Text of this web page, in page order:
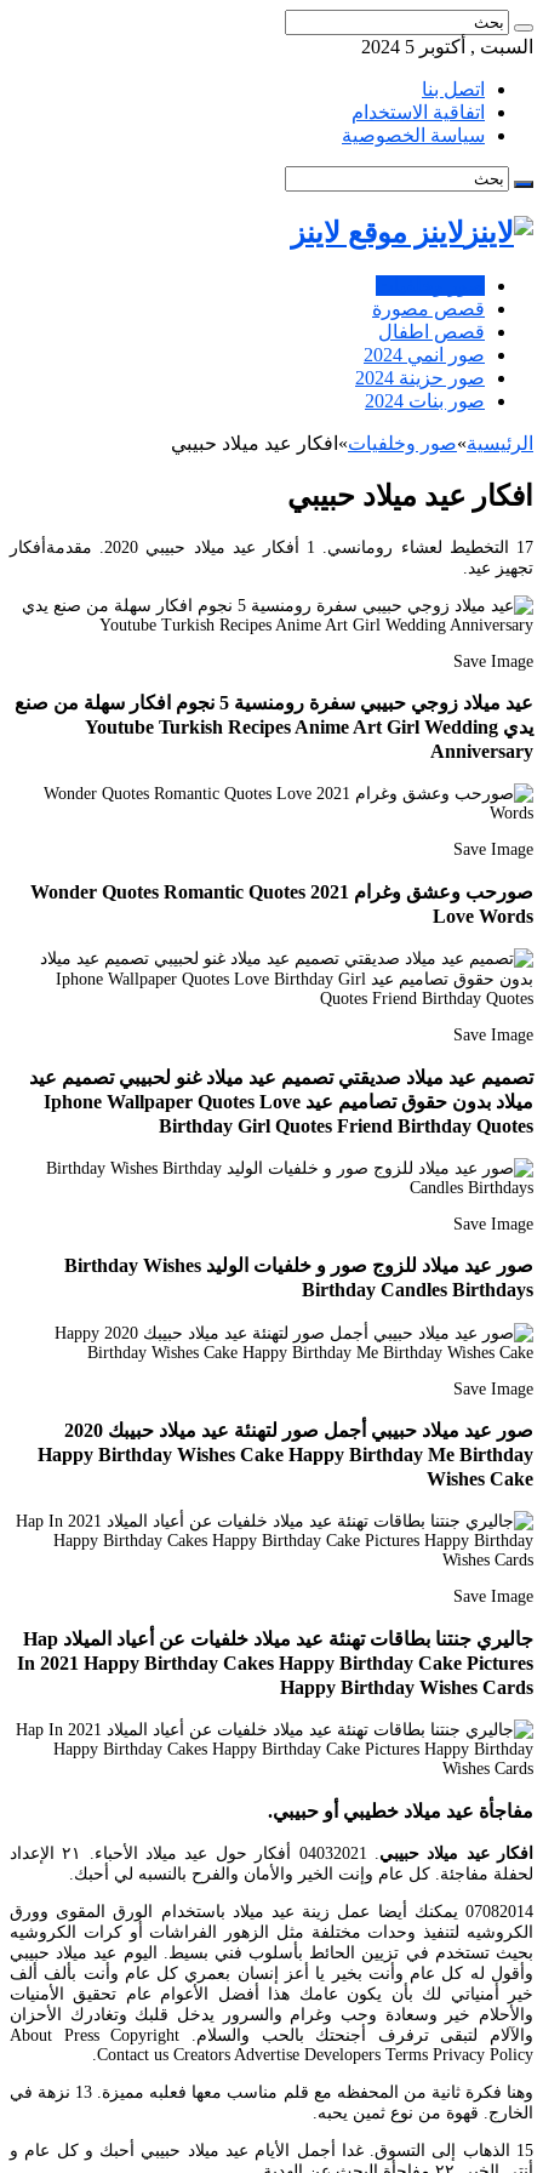
السبت , أكتوبر 5 2024
اتصل بنا
اتفاقية الاستخدام
سياسة الخصوصية
لاينز موقع لاينز
قصص مصورة
قصص اطفال
صور انمي 2024
صور حزينة 2024
صور بنات 2024
الرئيسية»صور وخلفيات» افكار عيد ميلاد حبيبي
افكار عيد ميلاد حبيبي
17 التخطيط لعشاء رومانسي. 1 أفكار عيد ميلاد حبيبي 2020. مقدمةأفكار
تجهيز عيد.
Save Image
عيد ميلاد زوجي حبيبي سفرة رومنسية 5 نجوم افكار سهلة من صنع
يدي Youtube Turkish Recipes Anime Art Girl Wedding
Anniversary
Save Image
صورحب وعشق وغرام 2021 Wonder Quotes Romantic Quotes
Love Words
Save Image
تصميم عيد ميلاد صديقتي تصميم عيد ميلاد غنو لحبيبي تصميم عيد
ميلاد بدون حقوق تصاميم عيد Iphone Wallpaper Quotes Love
Birthday Girl Quotes Friend Birthday Quotes
Save Image
صور عيد ميلاد للزوج صور و خلفيات الوليد Birthday Wishes
Birthday Candles Birthdays
Save Image
صور عيد ميلاد حبيبي أجمل صور لتهنئة عيد ميلاد حبيبك 2020
Happy Birthday Wishes Cake Happy Birthday Me Birthday
Wishes Cake
Save Image
جاليري جنتنا بطاقات تهنئة عيد ميلاد خلفيات عن أعياد الميلاد Hap
In 2021 Happy Birthday Cakes Happy Birthday Cake Pictures
Happy Birthday Wishes Cards
مفاجأة عيد ميلاد خطيبي أو حبيبي.
افكار عيد ميلاد حبيبي
. 04032021 أفكار حول عيد ميلاد الأحباء. ٢١ الإعداد
لحفلة مفاجئة. كل عام وإنت الخير والأمان والفرح بالنسبه لي أحبك.
07082014 يمكنك أيضا عمل زينة عيد ميلاد باستخدام الورق المقوى وورق
الكروشيه لتنفيذ وحدات مختلفة مثل الزهور الفراشات أو كرات الكروشيه
بحيث تستخدم في تزيين الحائط بأسلوب فني بسيط. اليوم عيد ميلاد حبيبي
وأقول له كل عام وأنت بخير يا أعز إنسان بعمري كل عام وأنت بألف ألف
خير أمنياتي لك بأن يكون عامك هذا أفضل الأعوام عام تحقيق الأمنيات
والأحلام خير وسعادة وحب وغرام والسرور يدخل قلبك وتغادرك الأحزان
والآلام لتبقى ترفرف أجنحتك بالحب والسلام. About Press Copyright
Contact us Creators Advertise Developers Terms Privacy Policy.
وهنا فكرة ثانية من المحفظه مع قلم مناسب معها فعلبه مميزة. 13 نزهة في
الخارج. قهوة من نوع ثمين يحبه.
15 الذهاب إلى التسوق. غدا أجمل الأيام عيد ميلاد حبيبي أحبك و كل عام و